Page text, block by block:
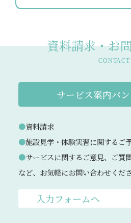
資料請求・お
CONTACT
サービス案内パ
資料請求
施設見学・体験実習に関するご
サービスに関するご意見、ご質
など、お気軽にお問い合わせくださ
入力フォームへ